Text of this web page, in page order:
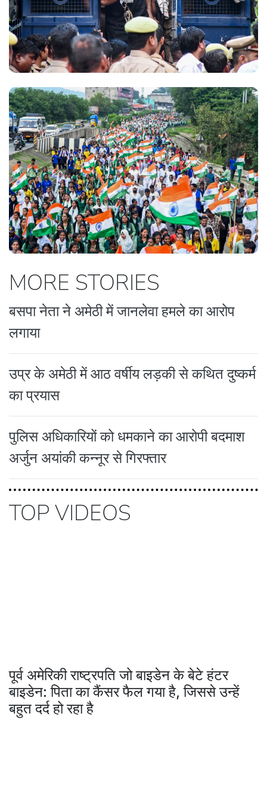
MORE STORIES
बसपा नेता ने अमेठी में जानलेवा हमले का आरोप
लगाया
उप्र के अमेठी में आठ वर्षीय लड़की से कथित दुष्कर्म
का प्रयास
पुलिस अधिकारियों को धमकाने का आरोपी बदमाश
अर्जुन अयांकी कन्नूर से गिरफ्तार
TOP VIDEOS
पूर्व अमेरिकी राष्ट्रपति जो बाइडेन के बेटे हंटर
बाइडेन: पिता का कैंसर फैल गया है, जिससे उन्हें
बहुत दर्द हो रहा है